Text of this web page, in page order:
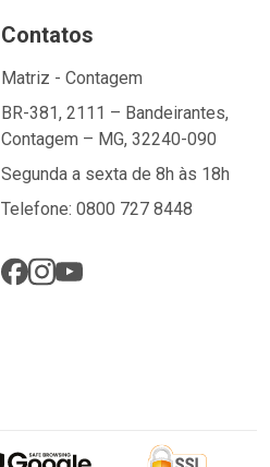
Contatos
Matriz - Contagem
BR-381, 2111 – Bandeirantes,
Contagem – MG, 32240-090
Segunda a sexta de 8h às 18h
Telefone: 0800 727 8448